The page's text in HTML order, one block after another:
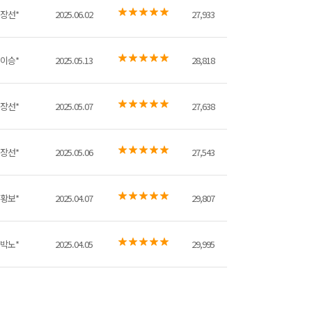
장선* 2025.06.02 27,933
이승* 2025.05.13 28,818
장선* 2025.05.07 27,638
장선* 2025.05.06 27,543
황보* 2025.04.07 29,807
박노* 2025.04.05 29,995